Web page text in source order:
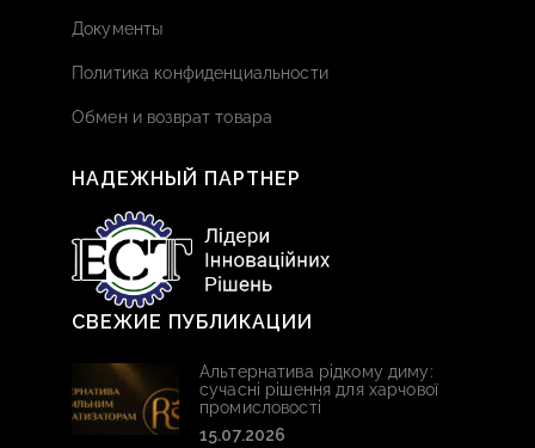
Документы
Политика конфиденциальности
Обмен и возврат товара
НАДЕЖНЫЙ ПАРТНЕР
СВЕЖИЕ ПУБЛИКАЦИИ
Альтернатива рідкому диму:
сучасні рішення для харчової
промисловості
15.07.2026